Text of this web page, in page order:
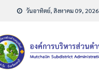
วันอาทิตย์, สิงหาคม 09, 2026